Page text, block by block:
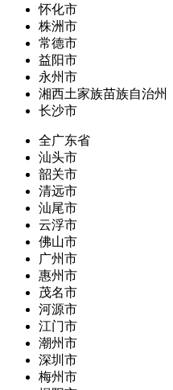
怀化市
株洲市
常德市
益阳市
永州市
湘西土家族苗族自治州
长沙市
全广东省
汕头市
韶关市
清远市
汕尾市
云浮市
佛山市
广州市
惠州市
茂名市
河源市
江门市
潮州市
深圳市
梅州市